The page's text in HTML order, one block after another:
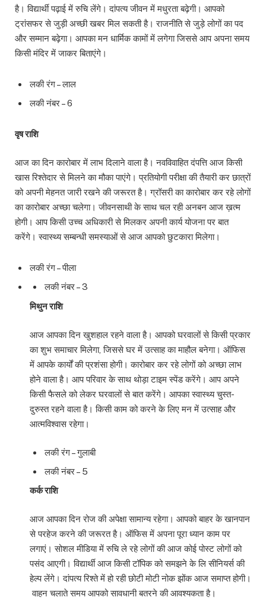
है। विद्यार्थी पढ़ाई में रुचि लेंगे। दांपत्य जीवन में मधुरता बढ़ेगी। आपको
ट्रांसफर से जुड़ी अच्छी खबर मिल सकती है। राजनीति से जुड़े लोगों का पद
और सम्मान बढ़ेगा। आपका मन धार्मिक कामों में लगेगा जिससे आप अपना समय
किसी मंदिर में जाकर बिताएंगे।
लकी रंग – लाल
लकी नंबर – 6
वृष राशि
आज का दिन कारोबार में लाभ दिलाने वाला है। नवविवाहित दंपत्ति आज किसी
खास रिश्तेदार से मिलने का मौका पाएंगे। प्रतियोगी परीक्षा की तैयारी कर छात्रों
को अपनी मेहनत जारी रखने की जरूरत है। ग्रॉसरी का कारोबार कर रहे लोगों
का कारोबार अच्छा चलेगा। जीवनसाथी के साथ चल रही अनबन आज ख़त्म
होगी। आप किसी उच्च अधिकारी से मिलकर अपनी कार्य योजना पर बात
करेंगे। स्वास्थ्य सम्बन्धी समस्याओं से आज आपको छुटकारा मिलेगा।
लकी रंग – पीला
लकी नंबर – 3
मिथुन राशि
आज आपका दिन खुशहाल रहने वाला है। आपको घरवालों से किसी प्रकार
का शुभ समाचार मिलेगा, जिससे घर में उत्साह का माहौल बनेगा। ऑफिस
में आपके कार्यों की प्रशंसा होगी। कारोबार कर रहे लोगों को अच्छा लाभ
होने वाला है। आप परिवार के साथ थोड़ा टाइम स्पेंड करेंगे। आप अपने
किसी फैसले को लेकर घरवालों से बात करेंगे। आपका स्वास्थ्य चुस्त-
दुरुस्त रहने वाला है। किसी काम को करने के लिए मन में उत्साह और
आत्मविश्वास रहेगा।
लकी रंग – गुलाबी
लकी नंबर – 5
कर्क राशि
आज आपका दिन रोज की अपेक्षा सामान्य रहेगा। आपको बाहर के खानपान
से परहेज करने की जरूरत है। ऑफिस में अपना पूरा ध्यान काम पर
लगाएं। सोशल मीडिया में रुचि ले रहे लोगों की आज कोई पोस्ट लोगों को
पसंद आएगी। विद्यार्थी आज किसी टॉपिक को समझने के लि सीनियर्स की
हेल्प लेंगे। दांपत्य रिश्ते में हो रही छोटी मोटी नोक झोंक आज समाप्त होगी।
वाहन चलाते समय आपको सावधानी बतरने की आवश्यकता है।